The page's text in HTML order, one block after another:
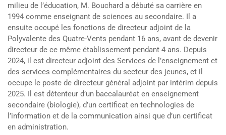
milieu de l’éducation, M. Bouchard a débuté sa carrière en
1994 comme enseignant de sciences au secondaire. Il a
ensuite occupé les fonctions de directeur adjoint de la
Polyvalente des Quatre-Vents pendant 16 ans, avant de devenir
directeur de ce même établissement pendant 4 ans. Depuis
2024, il est directeur adjoint des Services de l’enseignement et
des services complémentaires du secteur des jeunes, et il
occupe le poste de directeur général adjoint par intérim depuis
2025. Il est détenteur d’un baccalauréat en enseignement
secondaire (biologie), d’un certificat en technologies de
l’information et de la communication ainsi que d’un certificat
en administration.